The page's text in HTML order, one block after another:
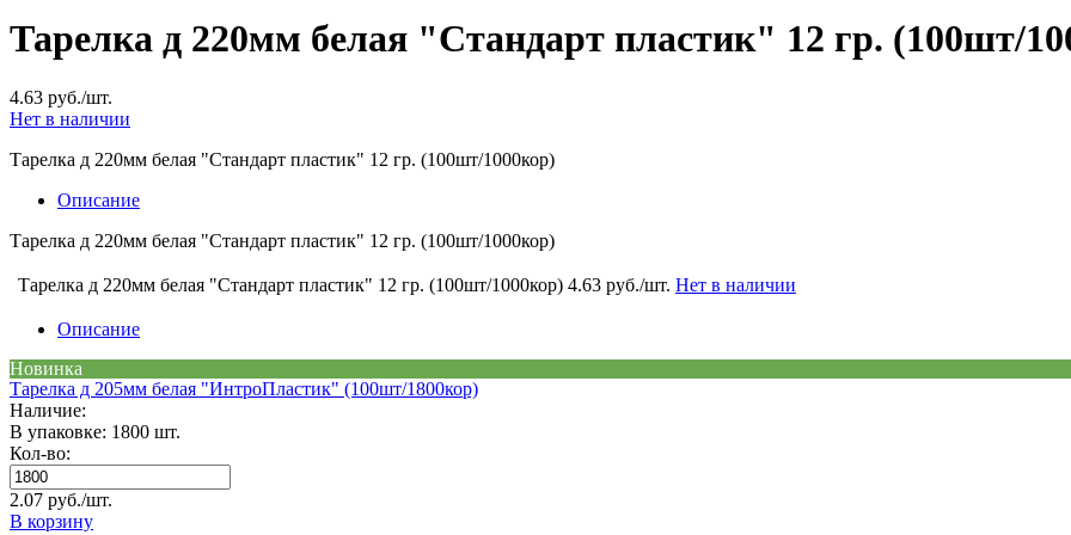
Тарелка д 220мм белая "Стандарт пластик" 12 гр. (100шт/
4.63 руб./шт.
Нет в наличии
Тарелка д 220мм белая "Стандарт пластик" 12 гр. (100шт/1000кор)
Описание
Тарелка д 220мм белая "Стандарт пластик" 12 гр. (100шт/1000кор)
Тарелка д 220мм белая "Стандарт пластик" 12 гр. (100шт/1000кор) 4.63 руб./шт. Нет в наличии
Описание
Новинка
Тарелка д 205мм белая "ИнтроПластик" (100шт/1800кор)
Наличие:
В упаковке: 1800 шт.
Кол-во:
2.07 руб./шт.
В корзину